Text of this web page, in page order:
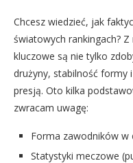
Chcesz wiedzieć, jak
światowych rankingach?
kluczowe są nie tylko
drużyny, stabilność formy
presją. Oto kilka
zwracam uwagę:
Forma zawodników w
Statystyki meczowe